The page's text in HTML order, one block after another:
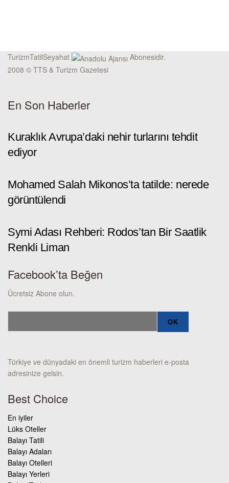
TurizmTatilSeyahat
Abonesidir.
2008 © TTS & Turizm Gazetesi
En Son Haberler
Kuraklık Avrupa’daki nehir turlarını tehdit
ediyor
Mohamed Salah Mikonos’ta tatilde: nerede
görüntülendi
Symi Adası Rehberi: Rodos’tan Bir Saatlik
Renkli Liman
Facebook’ta Beğen
Ücretsiz Abone olun.
Türkiye ve dünyadaki en önemli turizm haberleri e-posta
adresinize gelsin.
Best Choice
En iyiler
Lüks Oteller
Balayı Tatili
Balayı Adaları
Balayı Otelleri
Balayı Yerleri